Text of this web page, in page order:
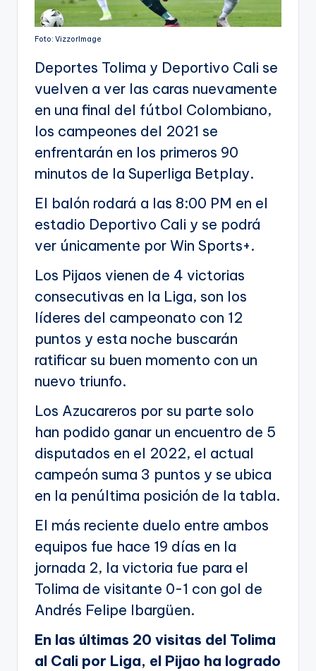
Foto: VizzorImage
Deportes Tolima y Deportivo Cali se
vuelven a ver las caras nuevamente
en una final del fútbol Colombiano,
los campeones del 2021 se
enfrentarán en los primeros 90
minutos de la Superliga Betplay.
El balón rodará a las 8:00 PM en el
estadio Deportivo Cali y se podrá
ver únicamente por Win Sports+.
Los Pijaos vienen de 4 victorias
consecutivas en la Liga, son los
líderes del campeonato con 12
puntos y esta noche buscarán
ratificar su buen momento con un
nuevo triunfo.
Los Azucareros por su parte solo
han podido ganar un encuentro de 5
disputados en el 2022, el actual
campeón suma 3 puntos y se ubica
en la penúltima posición de la tabla.
El más reciente duelo entre ambos
equipos fue hace 19 días en la
jornada 2, la victoria fue para el
Tolima de visitante 0-1 con gol de
Andrés Felipe Ibargüen.
En las últimas 20 visitas del Tolima
al Cali por Liga, el Pijao ha logrado